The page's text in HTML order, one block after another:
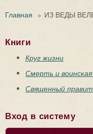
Главная » ИЗ ВЕДЫ
Книги
Круг жизни
Смерть и
Священный
Вход в систему